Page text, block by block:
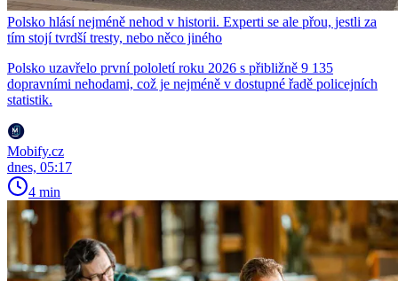
Polsko hlásí nejméně nehod v historii. Experti se ale přou, jestli za
tím stojí tvrdší tresty, nebo něco jiného
Polsko uzavřelo první pololetí roku 2026 s přibližně 9 135
dopravními nehodami, což je nejméně v dostupné řadě policejních
statistik.
Mobify.cz
dnes, 05:17
4 min